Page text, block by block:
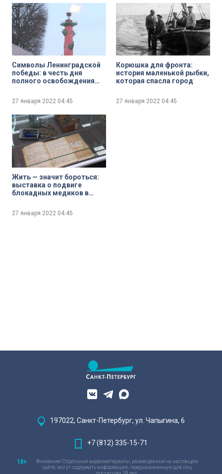
Символы Ленинградской
победы: в честь дня
полного освобождения
зажжены факелы на
Ростральных колоннах
27 января 2022 04:45
Корюшка для фронта:
история маленькой рыбки,
которая спасла город
27 января 2022 04:45
Жить — значит бороться:
выставка о подвиге
блокадных медиков в
Ленинграда
27 января 2022 04:45
197022, Санкт-Петербург, ул. Чапыгина, 6
+7 (812) 335-15-71
Внимание! Отдельные видеоматериалы, размещенные на настоящем
сайте, могут содержать информацию, предназначенную для лиц,